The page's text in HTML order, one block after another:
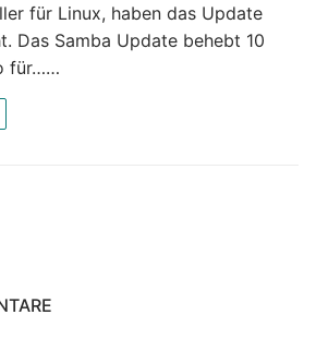
für Linux, haben das Update
Das Samba Update behebt 10
für……